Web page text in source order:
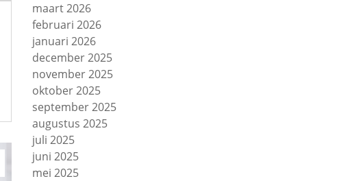
maart 2026
februari 2026
januari 2026
december 2025
november 2025
oktober 2025
september 2025
augustus 2025
juli 2025
juni 2025
mei 2025